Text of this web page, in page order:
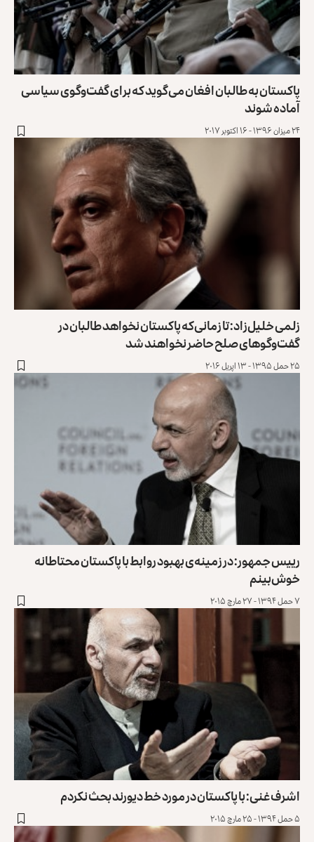
پاکستان به طالبان افغان می‌گوید که برای گفت‌وگوی سیاسی
آماده شوند
۲۴ میزان ۱۳۹۶ - ۱۶ اکتوبر ۲۰۱۷
زلمی خلیل‌زاد: تا زمانی‌که پاکستان نخواهد طالبان در
گفت‌وگوهای صلح حاضر نخواهند شد
۲۵ حمل ۱۳۹۵ - ۱۳ اپریل ۲۰۱۶
رییس جمهور: در زمینه‌ی بهبود روابط با پاکستان محتاطانه
خوش‌بینم
۷ حمل ۱۳۹۴ - ۲۷ مارچ ۲۰۱۵
اشرف غنی: با پاکستان در مورد خط دیورند بحث نکردم
۵ حمل ۱۳۹۴ - ۲۵ مارچ ۲۰۱۵